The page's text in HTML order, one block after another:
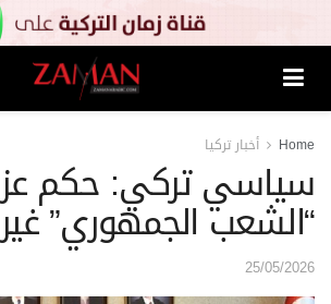
Home أخبار تركيا
سياسي تركي: حكم
“الشعب الجمهوري”
25/05/2026